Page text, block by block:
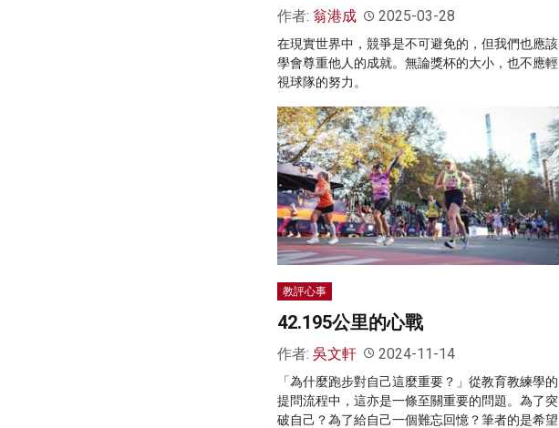
作者: 翁港成 2025-03-28
在現實世界中，競爭是不可避免的，但我們也應該
學會尊重他人的成就。無論獎杯的大小，也不應輕
視球隊的努力。
教評心事
42.195公里的心戰
作者: 吳文軒 2024-11-14
「為什麼跑步對自己這麼重要？」從教育教練學的
提問流程中，這亦是一條至關重要的問題。為了突
破自己？為了給自己一個難忘回憶？筆者的是希望